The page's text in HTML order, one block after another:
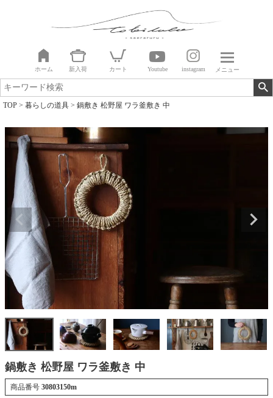
ホーム 新入荷 カート Youtube instagram メニュー
TOP 暮らしの道具 鍋敷き 松野屋 ワラ釜敷き 中
鍋敷き 松野屋 ワラ釜敷き 中
商品番号 30803150m